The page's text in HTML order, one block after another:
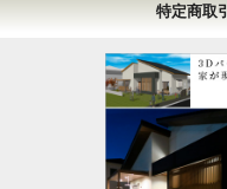
特定商取引